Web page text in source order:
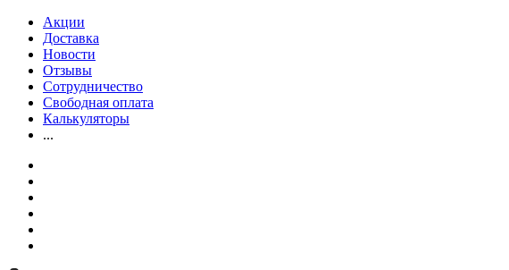
Акции
Доставка
Новости
Отзывы
Сотрудничество
Свободная оплата
Калькуляторы
...